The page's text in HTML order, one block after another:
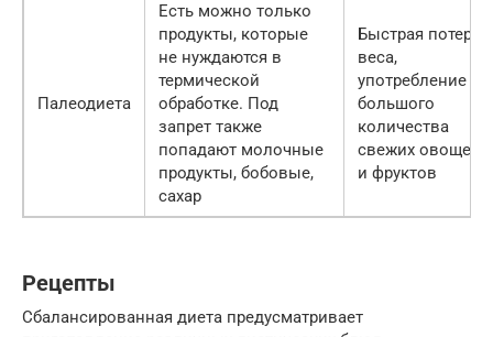
Палеодиета
Есть можно только
продукты, которые
не нуждаются в
термической
обработке. Под
запрет также
попадают молочные
продукты, бобовые,
сахар
Быстрая потеря
веса,
употребление
большого
количества
свежих овощей
и фруктов
Рецепты
Сбалансированная диета предусматривает